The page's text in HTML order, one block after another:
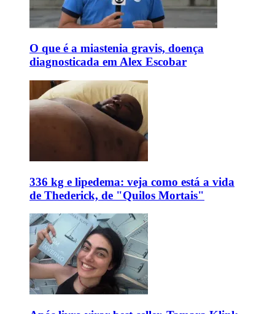
O que é a miastenia gravis, doença
diagnosticada em Alex Escobar
336 kg e lipedema: veja como está a vida
de Thederick, de "Quilos Mortais"